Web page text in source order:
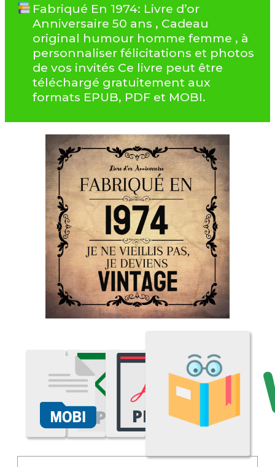
Fabriqué En 1974: Livre d’or
Anniversaire 50 ans , Cadeau
original humour homme femme , à
personnaliser félicitations et photos
de vos invités Ce livre peut être
téléchargé gratuitement aux
formats EPUB, PDF et MOBI.